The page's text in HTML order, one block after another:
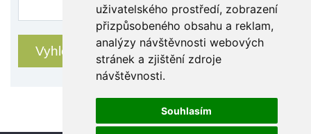
uživatelského prostředí, zobrazení
přizpůsobeného obsahu a reklam,
analýzy návštěvnosti webových
stránek a zjištění zdroje
návštěvnosti.
Souhlasím